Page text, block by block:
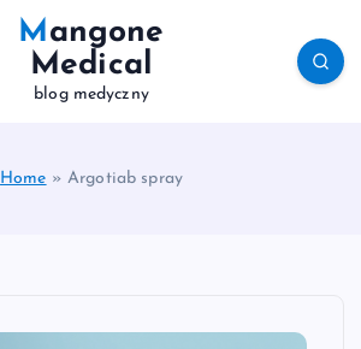
Mangone
Medical
blog medyczny
Home »Argotiab spray